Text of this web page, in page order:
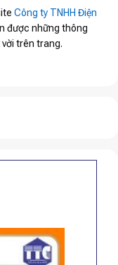
Công ty TNHH Điện
được những thông
trên trang.